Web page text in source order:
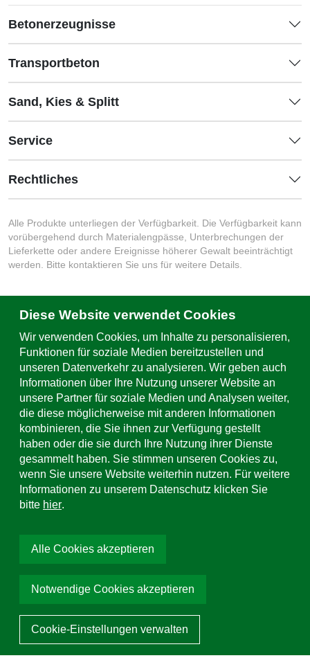
Diese Website verwendet Cookies
Wir verwenden Cookies, um Inhalte zu personalisieren,
Funktionen für soziale Medien bereitzustellen und
unseren Datenverkehr zu analysieren. Wir geben auch
Informationen über Ihre Nutzung unserer Website an
unsere Partner für soziale Medien und Analysen weiter,
die diese möglicherweise mit anderen Informationen
kombinieren, die Sie ihnen zur Verfügung gestellt
haben oder die sie durch Ihre Nutzung ihrer Dienste
gesammelt haben. Sie stimmen unseren Cookies zu,
wenn Sie unsere Website weiterhin nutzen. Für weitere
Informationen zu unserem Datenschutz klicken Sie
bitte hier.
Alle Cookies akzeptieren
Notwendige Cookies akzeptieren
Cookie-Einstellungen verwalten
Betonerzeugnisse
Transportbeton
Sand, Kies & Splitt
Service
Rechtliches
Alle Produkte unterliegen der Verfügbarkeit. Die Verfügbarkeit kann
vorübergehend durch Materialengpässe, Unterbrechungen der
Lieferkette oder andere Ereignisse höherer Gewalt beeinträchtigt
werden. Bitte kontaktieren Sie uns für weitere Details.
Schreiben Sie uns
Kontaktformular & Standorte
Support & Service
+49 (0)781 508-0
E-Mail Adresse
info@uhl.de
Social Media
© 2026 Hermann Uhl KG Ortenau. Alle Rechte vorbehalten
Mit ❤ programmiert von Team Tietge